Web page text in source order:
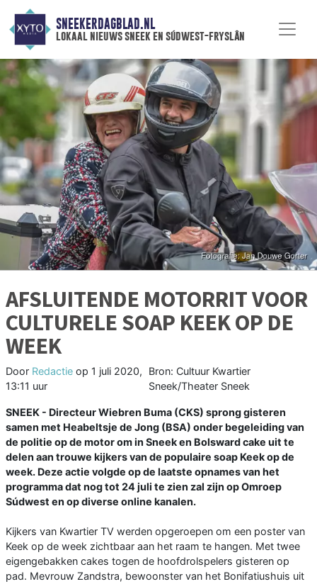
SNEEKERDAGBLAD.NL
lokaal nieuws sneek en súdwest-fryslân
AFSLUITENDE MOTORRIT VOOR
CULTURELE SOAP KEEK OP DE
WEEK
Door Redactie op 1 juli 2020,
13:11 uur
Bron: Cultuur Kwartier
Sneek/Theater Sneek
SNEEK - Directeur Wiebren Buma (CKS) sprong gisteren
samen met Heabeltsje de Jong (BSA) onder begeleiding van
de politie op de motor om in Sneek en Bolsward cake uit te
delen aan trouwe kijkers van de populaire soap Keek op de
week. Deze actie volgde op de laatste opnames van het
programma dat nog tot 24 juli te zien zal zijn op Omroep
Súdwest en op diverse online kanalen.
Kijkers van Kwartier TV werden opgeroepen om een poster van
Keek op de week zichtbaar aan het raam te hangen. Met twee
eigengebakken cakes togen de hoofdrolspelers gisteren op
pad. Mevrouw Zandstra, bewoonster van het Bonifatiushuis uit